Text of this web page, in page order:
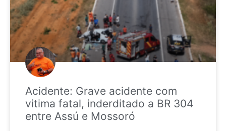
Acidente: Grave acidente com
vitima fatal, inderditado a BR 304
entre Assú e Mossoró